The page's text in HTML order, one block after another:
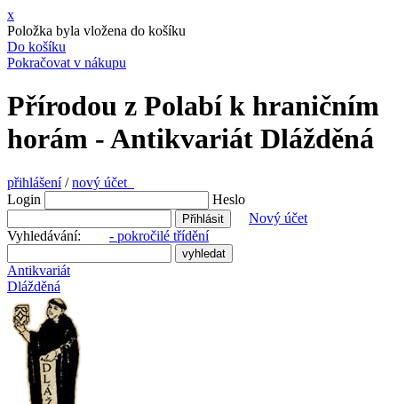
x
Položka byla vložena do košíku
Do košíku
Pokračovat v nákupu
Přírodou z Polabí k hraničním
horám - Antikvariát Dlážděná
přihlášení/nový účet
Login
Heslo
Nový účet
Vyhledávání: - pokročilé třídění
Antikvariát
Dlážděná